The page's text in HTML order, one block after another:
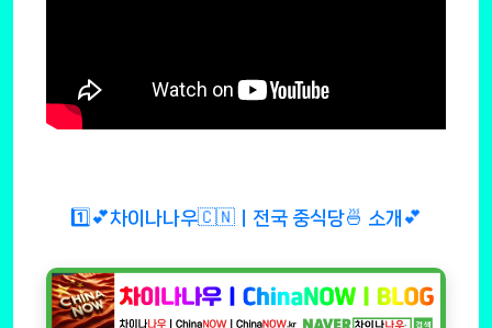
1️⃣💕차이나나우🇨🇳ㅣ전국 중식당🍜 소개💕